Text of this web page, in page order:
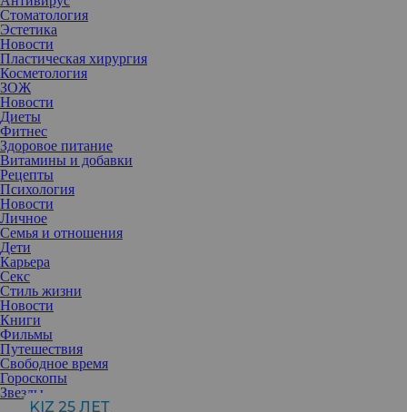
Стоматология
Эстетика
Новости
Пластическая хирургия
Косметология
ЗОЖ
Новости
Диеты
Фитнес
Здоровое питание
Витамины и добавки
Рецепты
Психология
Новости
Личное
Семья и отношения
Дети
Карьера
Секс
Стиль жизни
Новости
Книги
Фильмы
Путешествия
Свободное время
Гороскопы
Звезды
KIZ 25 ЛЕТ
Если крупные высыпания появились не на лице, а на теле и
приносят значительный дискомфорт, нежели обычные прыщи,
это может быть признаком так называемого инверсного акне —
редкой формы акне.
Это хроническое воспалительное заболевание кожи встречается
достаточно редко и обсуждается не так часто как, например,
экзема или псориаз. Однако при этом женщины подвержены
ему в два раза чаще, чем мужчины. Поэтому следует обратить